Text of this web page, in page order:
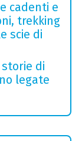
cadenti e
trekking
scie di
storie di
legate